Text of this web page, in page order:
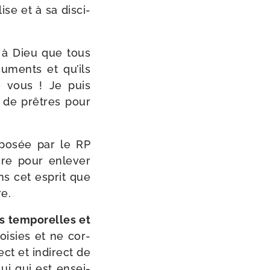
et à sa dis­ci­
Dieu que tous
et qu’ils
vous ! Je puis
de prêtres pour
par le RP
pour enle­ver
cet esprit que
tem­po­relles et
et ne cor­
et indi­rect de